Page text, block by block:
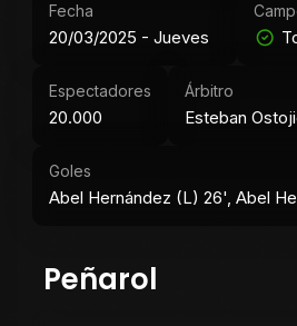
Fecha
20/03/2025 - Jueves
Espectadores
20.000
Árbitro
Esteban
Goles
Abel Hernández (L) 26', Abel
Peñarol